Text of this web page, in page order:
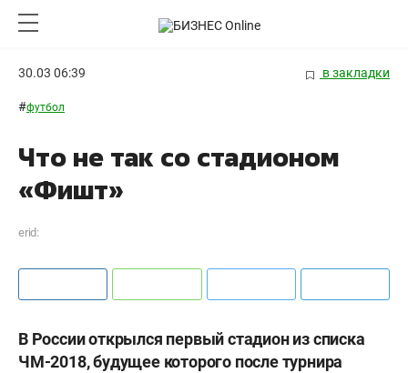
30.03 06:39 в закладки
#футбол
Что не так со стадионом
«Фишт»
erid:
В России открылся первый стадион из списка
ЧМ-2018, будущее которого после турнира